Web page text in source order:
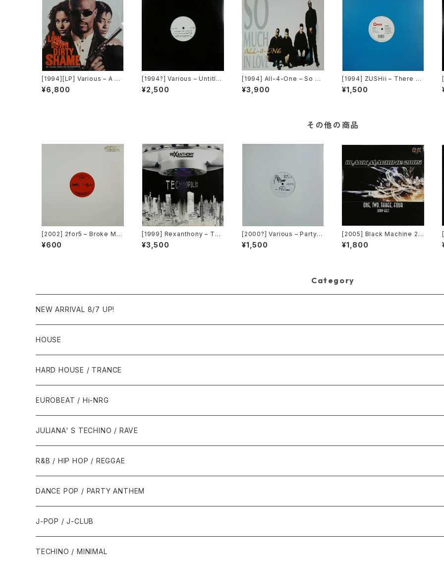
[1994][LP] Various – A Lo
w Down Dirty Shame (Th
e Original Motion Picture
¥6,800
[1994?] Various – Untitle
d (Nas – Lifes A Bitch) [N
ot On Label][PROMO]
¥2,500
[1994] All-4-One – So M
uch In Love [Atlantic]
¥3,900
[1994] ZUSHii – There Ai
n't Enough Love ('94 Re
mix) / Surprise Surprise
¥1,500
その他の商品
[2002] 2for5 – Broke Min
ds Think Alike [Cajo!]
¥600
[1999] Rexanthony – Tec
hnopolis [Franton]
¥3,500
[2000?] Various – Party R
emixers Volume 5 [OPR]
¥1,500
[2005] Black Machine 20
05 – One, Two, Three, F
our (How Gee) [PLM Rec
¥1,800
Category
NEW ARRIVAL 8/7 UP!
HOUSE
1980年代
1987年・以前
1988年
1990年代
1990年
1991年
2000年代
2000年
2001年
2010年代
2010年
2011年
HARD HOUSE / TRANCE
1990年代
1994年・以前
1995年
2000年代
2000年
2001年
EUROBEAT / Hi-NRG
1980年代
1986年・以前
1987年
1990年代
1990年
1991年
2000年代
JULIANA' S TECHINO / RAVE
1990年代
1990年
1991年
2000年代
2000年
2001年
R&B / HIP HOP / REGGAE
1980年代
1985年・以前
1986年
1990年代
1990年
2000年代
DANCE POP / PARTY ANTHEM
1980年代
1988年・以前
1990年代
J-POP / J-CLUB
1980年代
TECHINO / MINIMAL